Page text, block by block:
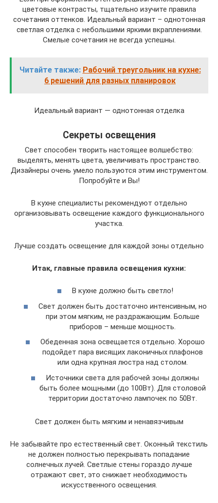
цветовые контрасты, тщательно изучите правила
сочетания оттенков. Идеальный вариант – однотонная
светлая отделка с небольшими яркими вкраплениями.
Смелые сочетания не всегда успешны.
Читайте также: Рабочий треугольник на кухне:
6 решений для разных планировок
Идеальный вариант — однотонная отделка
Секреты освещения
Свет способен творить настоящее волшебство:
выделять, менять цвета, увеличивать пространство.
Дизайнеры очень умело пользуются этим инструментом.
Попробуйте и Вы!
В кухне специалисты рекомендуют отдельно
организовывать освещение каждого функционального
участка.
Лучше создать освещение для каждой зоны отдельно
Итак, главные правила освещения кухни:
В кухне должно быть светло!
Свет должен быть достаточно интенсивным, но
при этом мягким, не раздражающим. Больше
приборов – меньше мощность.
Обеденная зона освещается отдельно. Хорошо
подойдет пара висящих лаконичных плафонов
или одна крупная люстра над столом.
Источники света для рабочей зоны должны
быть более мощными (до 100Вт). Для столовой
территории достаточно лампочек по 50Вт.
Свет должен быть мягким и ненавязчивым
Не забывайте про естественный свет. Оконный текстиль
не должен полностью перекрывать попадание
солнечных лучей. Светлые стены гораздо лучше
отражают свет, это снижает необходимость
искусственного освещения.